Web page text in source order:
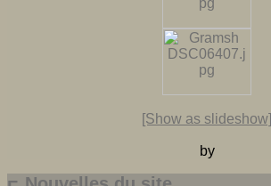
[Show as slideshow]
by